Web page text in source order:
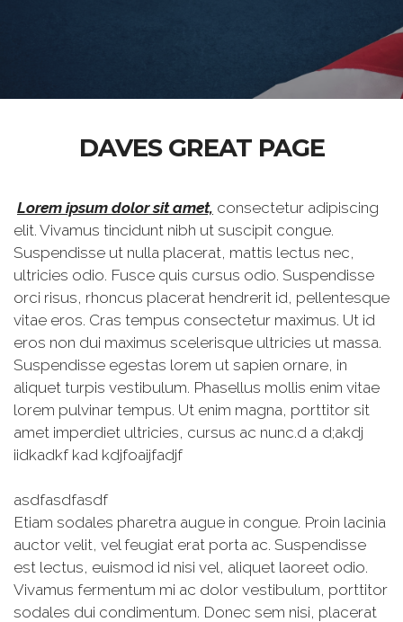
DAVES GREAT PAGE
Lorem ipsum dolor sit amet, consectetur adipiscing
elit. Vivamus tincidunt nibh ut suscipit congue.
Suspendisse ut nulla placerat, mattis lectus nec,
ultricies odio. Fusce quis cursus odio. Suspendisse
orci risus, rhoncus placerat hendrerit id, pellentesque
vitae eros. Cras tempus consectetur maximus. Ut id
eros non dui maximus scelerisque ultricies ut massa.
Suspendisse egestas lorem ut sapien ornare, in
aliquet turpis vestibulum. Phasellus mollis enim vitae
lorem pulvinar tempus. Ut enim magna, porttitor sit
amet imperdiet ultricies, cursus ac nunc.d a d;akdj
iidkadkf kad kdjfoaijfadjf
asdfasdfasdf
Etiam sodales pharetra augue in congue. Proin lacinia
auctor velit, vel feugiat erat porta ac. Suspendisse
est lectus, euismod id nisi vel, aliquet laoreet odio.
Vivamus fermentum mi ac dolor vestibulum, porttitor
sodales dui condimentum. Donec sem nisi, placerat